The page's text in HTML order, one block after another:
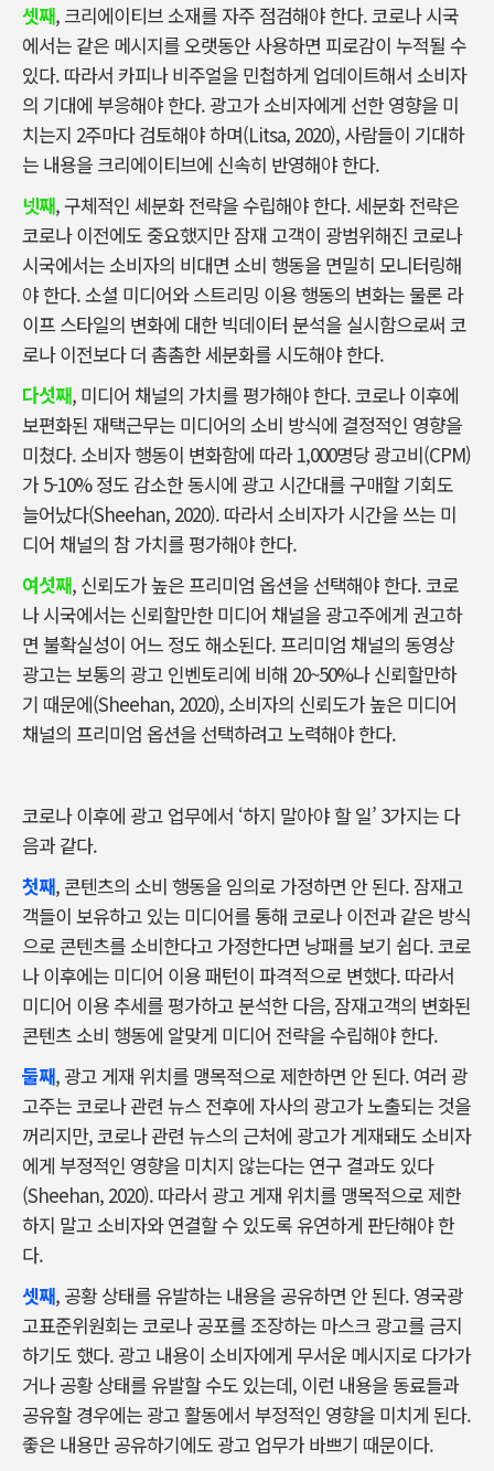
셋째, 크리에이티브 소재를 자주 점검해야 한다. 코로나 시국
에서는 같은 메시지를 오랫동안 사용하면 피로감이 누적될 수
있다. 따라서 카피나 비주얼을 민첩하게 업데이트해서 소비자
의 기대에 부응해야 한다. 광고가 소비자에게 선한 영향을 미
치는지 2주마다 검토해야 하며(Litsa, 2020), 사람들이 기대하
는 내용을 크리에이티브에 신속히 반영해야 한다.
넷째, 구체적인 세분화 전략을 수립해야 한다. 세분화 전략은
코로나 이전에도 중요했지만 잠재 고객이 광범위해진 코로나
시국에서는 소비자의 비대면 소비 행동을 면밀히 모니터링해
야 한다. 소셜 미디어와 스트리밍 이용 행동의 변화는 물론 라
이프 스타일의 변화에 대한 빅데이터 분석을 실시함으로써 코
로나 이전보다 더 촘촘한 세분화를 시도해야 한다.
다섯째, 미디어 채널의 가치를 평가해야 한다. 코로나 이후에
보편화된 재택근무는 미디어의 소비 방식에 결정적인 영향을
미쳤다. 소비자 행동이 변화함에 따라 1,000명당 광고비(CPM)
가 5-10% 정도 감소한 동시에 광고 시간대를 구매할 기회도
늘어났다(Sheehan, 2020). 따라서 소비자가 시간을 쓰는 미
디어 채널의 참 가치를 평가해야 한다.
여섯째, 신뢰도가 높은 프리미엄 옵션을 선택해야 한다. 코로
나 시국에서는 신뢰할만한 미디어 채널을 광고주에게 권고하
면 불확실성이 어느 정도 해소된다. 프리미엄 채널의 동영상
광고는 보통의 광고 인벤토리에 비해 20~50%나 신뢰할만하
기 때문에(Sheehan, 2020), 소비자의 신뢰도가 높은 미디어
채널의 프리미엄 옵션을 선택하려고 노력해야 한다.
코로나 이후에 광고 업무에서 ‘하지 말아야 할 일’ 3가지는 다
음과 같다.
첫째, 콘텐츠의 소비 행동을 임의로 가정하면 안 된다. 잠재고
객들이 보유하고 있는 미디어를 통해 코로나 이전과 같은 방식
으로 콘텐츠를 소비한다고 가정한다면 낭패를 보기 쉽다. 코로
나 이후에는 미디어 이용 패턴이 파격적으로 변했다. 따라서
미디어 이용 추세를 평가하고 분석한 다음, 잠재고객의 변화된
콘텐츠 소비 행동에 알맞게 미디어 전략을 수립해야 한다.
둘째, 광고 게재 위치를 맹목적으로 제한하면 안 된다. 여러 광
고주는 코로나 관련 뉴스 전후에 자사의 광고가 노출되는 것을
꺼리지만, 코로나 관련 뉴스의 근처에 광고가 게재돼도 소비자
에게 부정적인 영향을 미치지 않는다는 연구 결과도 있다
(Sheehan, 2020). 따라서 광고 게재 위치를 맹목적으로 제한
하지 말고 소비자와 연결할 수 있도록 유연하게 판단해야 한
다.
셋째, 공황 상태를 유발하는 내용을 공유하면 안 된다. 영국광
고표준위원회는 코로나 공포를 조장하는 마스크 광고를 금지
하기도 했다. 광고 내용이 소비자에게 무서운 메시지로 다가가
거나 공황 상태를 유발할 수도 있는데, 이런 내용을 동료들과
공유할 경우에는 광고 활동에서 부정적인 영향을 미치게 된다.
좋은 내용만 공유하기에도 광고 업무가 바쁘기 때문이다.